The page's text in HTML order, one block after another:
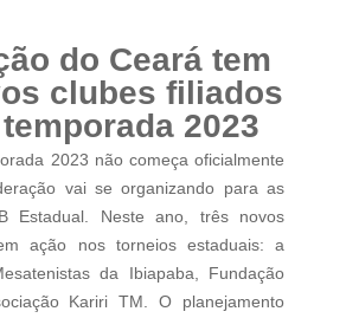
do Ceará tem
clubes filiados
2023
2023 não começa oficialmente
vai se organizando para as
Estadual. Neste ano, três novos
ação nos torneios estaduais: a
da Ibiapaba, Fundação
Kariri TM. O planejamento